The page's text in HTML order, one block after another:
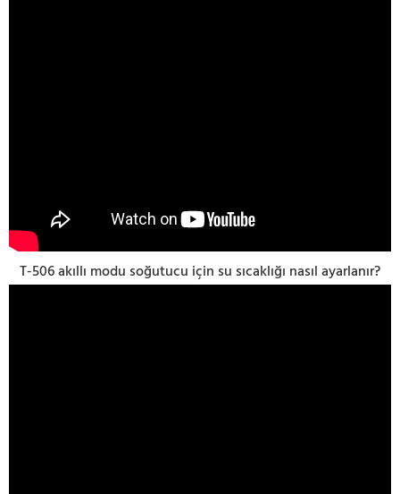
T-506 akıllı modu soğutucu için su sıcaklığı nasıl ayarlanır?